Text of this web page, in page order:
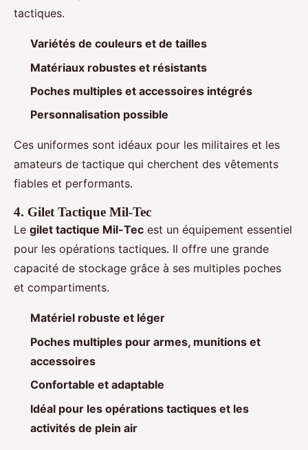
tactiques.
Variétés de couleurs et de tailles
Matériaux robustes et résistants
Poches multiples et accessoires intégrés
Personnalisation possible
Ces uniformes sont idéaux pour les militaires et les
amateurs de tactique qui cherchent des vêtements
fiables et performants.
4. Gilet Tactique Mil-Tec
Le gilet tactique Mil-Tec est un équipement essentiel
pour les opérations tactiques. Il offre une grande
capacité de stockage grâce à ses multiples poches
et compartiments.
Matériel robuste et léger
Poches multiples pour armes, munitions et
accessoires
Confortable et adaptable
Idéal pour les opérations tactiques et les
activités de plein air